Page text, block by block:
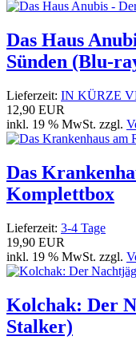
Das Haus
Sünden (Blu-
Lieferzeit: IN KÜRZE
12,90 EUR
inkl. 19 % MwSt. zzgl.
Das
Komplettbox
Lieferzeit: 3-4 Tage
19,90 EUR
inkl. 19 % MwSt. zzgl.
Kolchak: Der
Stalker)